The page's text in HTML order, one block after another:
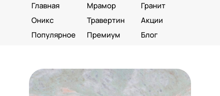
Главная
Мрамор
Гранит
Оникс
Травертин
Акции
Популярное
Премиум Блог